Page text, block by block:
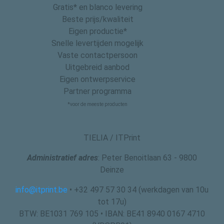
Gratis* en blanco levering
Beste prijs/kwaliteit
Eigen productie*
Snelle levertijden mogelijk
Vaste contactpersoon
Uitgebreid aanbod
Eigen ontwerpservice
Partner programma
*voor de meeste producten
TIELIA / ITPrint
Administratief adres: Peter Benoitlaan 63 - 9800
Deinze
info@itprint.be • +32 497 57 30 34 (werkdagen van 10u
tot 17u)
BTW: BE1031 769 105 • IBAN: BE41 8940 0167 4710